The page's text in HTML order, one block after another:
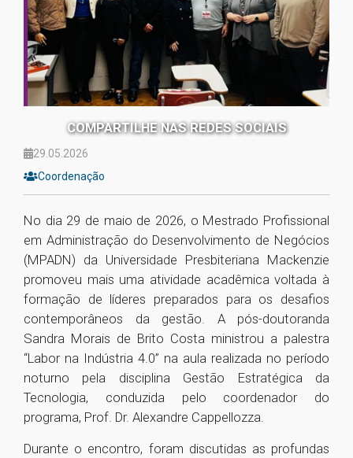
COMPARTILHE NAS REDES SOCIAIS
29.05.2026
Coordenação
No dia 29 de maio de 2026, o Mestrado Profissional
em Administração do Desenvolvimento de Negócios
(MPADN) da Universidade Presbiteriana Mackenzie
promoveu mais uma atividade acadêmica voltada à
formação de líderes preparados para os desafios
contemporâneos da gestão. A pós-doutoranda
Sandra Morais de Brito Costa ministrou a palestra
“Labor na Indústria 4.0” na aula realizada no período
noturno pela disciplina Gestão Estratégica da
Tecnologia, conduzida pelo coordenador do
programa, Prof. Dr. Alexandre Cappellozza.
Durante o encontro, foram discutidas as profundas